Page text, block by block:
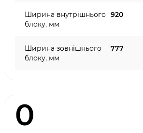
Ширина внутрішнього
блоку, мм
920
Ширина зовнішнього
блоку, мм
777
0